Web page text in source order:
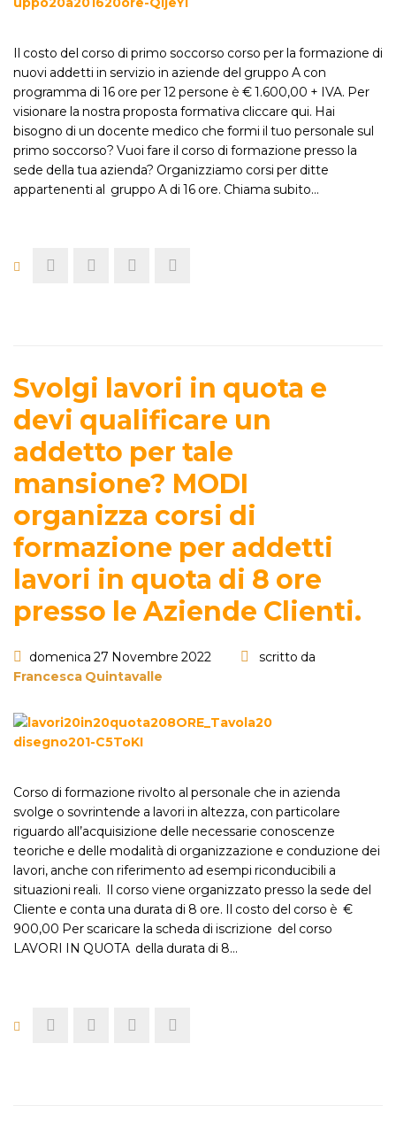
Il costo del corso di primo soccorso corso per la formazione di
nuovi addetti in servizio in aziende del gruppo A con
programma di 16 ore per 12 persone è € 1.600,00 + IVA. Per
visionare la nostra proposta formativa cliccare qui. Hai
bisogno di un docente medico che formi il tuo personale sul
primo soccorso? Vuoi fare il corso di formazione presso la
sede della tua azienda? Organizziamo corsi per ditte
appartenenti al gruppo A di 16 ore. Chiama subito…
Svolgi lavori in quota e
devi qualificare un
addetto per tale
mansione? MODI
organizza corsi di
formazione per addetti
lavori in quota di 8 ore
presso le Aziende Clienti.
domenica 27 Novembre 2022
scritto da
Francesca Quintavalle
Corso di formazione rivolto al personale che in azienda
svolge o sovrintende a lavori in altezza, con particolare
riguardo all’acquisizione delle necessarie conoscenze
teoriche e delle modalità di organizzazione e conduzione dei
lavori, anche con riferimento ad esempi riconducibili a
situazioni reali. Il corso viene organizzato presso la sede del
Cliente e conta una durata di 8 ore. Il costo del corso è €
900,00 Per scaricare la scheda di iscrizione del corso
LAVORI IN QUOTA della durata di 8…